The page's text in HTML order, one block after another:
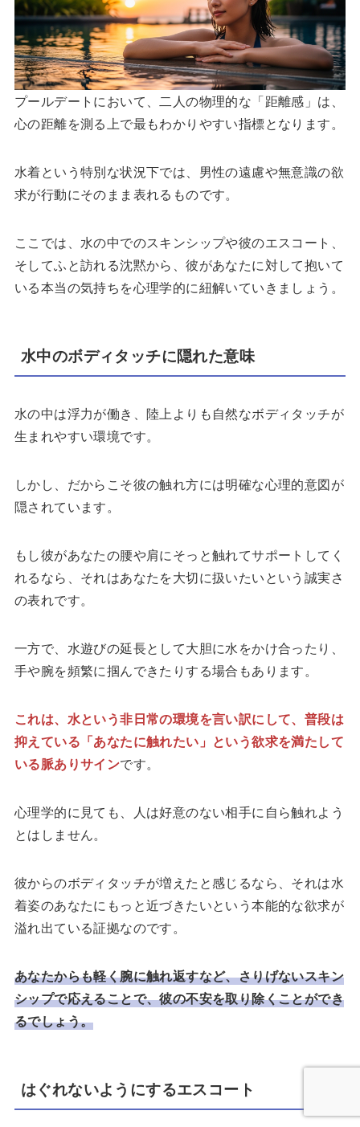
プールデートにおいて、二人の物理的な「距離感」は、
心の距離を測る上で最もわかりやすい指標となります。
水着という特別な状況下では、男性の遠慮や無意識の欲
求が行動にそのまま表れるものです。
ここでは、水の中でのスキンシップや彼のエスコート、
そしてふと訪れる沈黙から、彼があなたに対して抱いて
いる本当の気持ちを心理学的に紐解いていきましょう。
水中のボディタッチに隠れた意味
水の中は浮力が働き、陸上よりも自然なボディタッチが
生まれやすい環境です。
しかし、だからこそ彼の触れ方には明確な心理的意図が
隠されています。
もし彼があなたの腰や肩にそっと触れてサポートしてく
れるなら、それはあなたを大切に扱いたいという誠実さ
の表れです。
一方で、水遊びの延長として大胆に水をかけ合ったり、
手や腕を頻繁に掴んできたりする場合もあります。
これは、水という非日常の環境を言い訳にして、普段は
抑えている「あなたに触れたい」という欲求を満たして
いる脈ありサインです。
心理学的に見ても、人は好意のない相手に自ら触れよう
とはしません。
彼からのボディタッチが増えたと感じるなら、それは水
着姿のあなたにもっと近づきたいという本能的な欲求が
溢れ出ている証拠なのです。
あなたからも軽く腕に触れ返すなど、さりげないスキン
シップで応えることで、彼の不安を取り除くことができ
るでしょう。
はぐれないようにするエスコート